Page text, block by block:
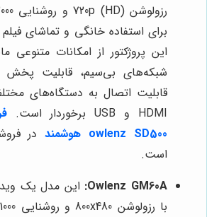
برای استفاده خانگی و تماشای
این پروژکتور از امکانات متنوعی
شبکه‌های بی‌سیم، قابلیت
قابلیت اتصال به دستگاه‌های
HDMI و USB برخوردار است.
owlenz SD500 هوشمند
در
است.
Owlenz GM60A: این مدل یک